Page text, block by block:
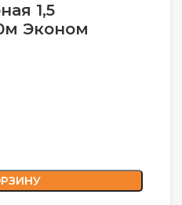
1,5
Эконом